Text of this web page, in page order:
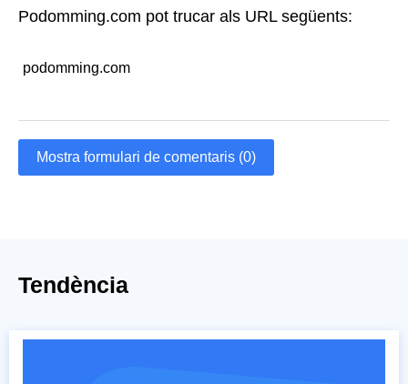
Podomming.com pot trucar als URL següents:
podomming.com
Mostra formulari de comentaris (0)
Tendència